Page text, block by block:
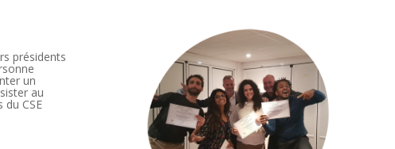
présidents
un
au
du CSE